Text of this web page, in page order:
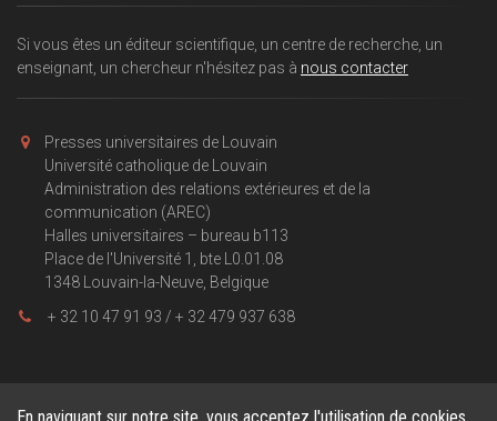
Si vous êtes un éditeur scientifique, un centre de recherche, un
enseignant, un chercheur n'hésitez pas à nous contacter
Presses universitaires de Louvain
Université catholique de Louvain
Administration des relations extérieures et de la
communication (AREC)
Halles universitaires – bureau b113
Place de l'Université 1, bte L0.01.08
1348 Louvain-la-Neuve, Belgique
+ 32 10 47 91 93 / + 32 479 937 638